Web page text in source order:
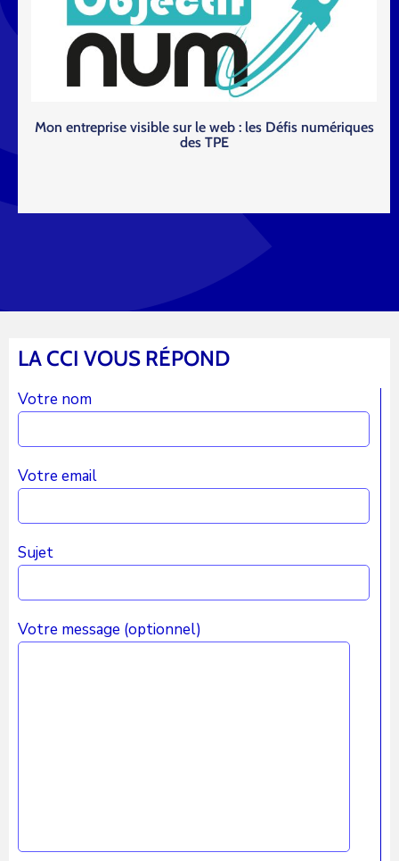
Créer une micro entreprise : atelier CCI Pau Béarn
LA CCI VOUS RÉPOND
Votre nom
Votre email
Sujet
Votre message (optionnel)